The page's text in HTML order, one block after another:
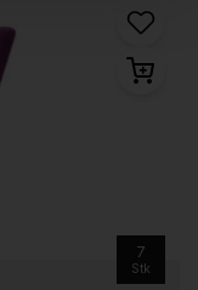
7
Stk